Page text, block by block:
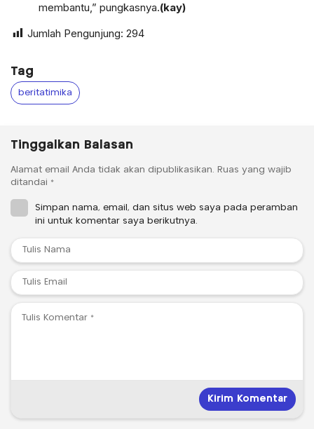
membantu,” pungkasnya.(kay)
Jumlah Pengunjung: 294
Tag
beritatimika
Tinggalkan Balasan
Alamat email Anda tidak akan dipublikasikan. Ruas yang wajib
ditandai *
Simpan nama, email, dan situs web saya pada peramban
ini untuk komentar saya berikutnya.